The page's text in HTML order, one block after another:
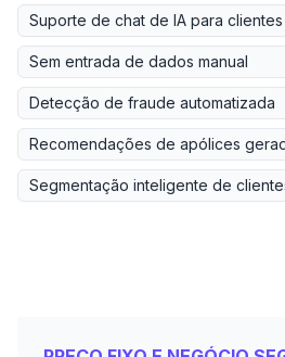
Suporte de chat de IA para clientes
Sem entrada de dados manual
Detecção de fraude automatizada
Recomendações de apólices
Segmentação inteligente de